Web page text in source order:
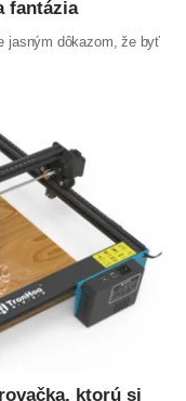
fantázia
jasným dôkazom, že byť
ktorú si